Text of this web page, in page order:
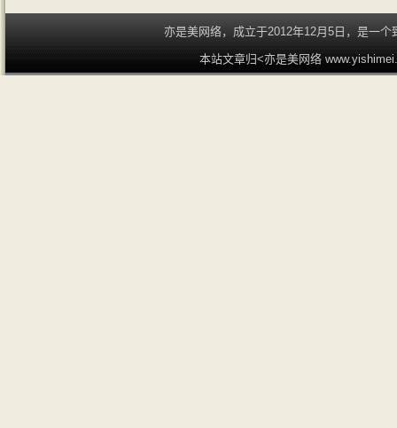
亦是美网络，成立于2012年12月5日，是一
本站文章归<亦是美网络